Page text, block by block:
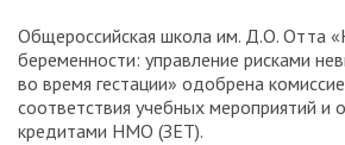
Общероссийская школа им. Д.О. Отта
беременности: управление рисками
во время гестации» одобрена
соответствия учебных мероприятий и
кредитами НМО (ЗЕТ).